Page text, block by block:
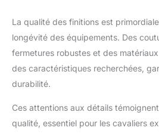
La qualité des finitions est
longévité des équipements. Des
fermetures robustes et des matériaux
des caractéristiques recherchées,
durabilité.
Ces attentions aux détails
qualité, essentiel pour les cavaliers